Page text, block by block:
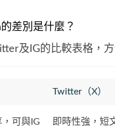
差別是什麼？
及IG的比較表格，
Twitter（X）
，可與IG
即時性強，短